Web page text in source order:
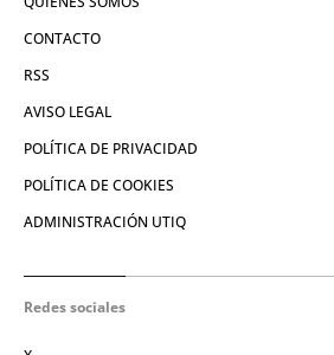
CONTACTO
RSS
AVISO LEGAL
POLÍTICA DE PRIVACIDAD
POLÍTICA DE COOKIES
ADMINISTRACIÓN UTIQ
Redes sociales